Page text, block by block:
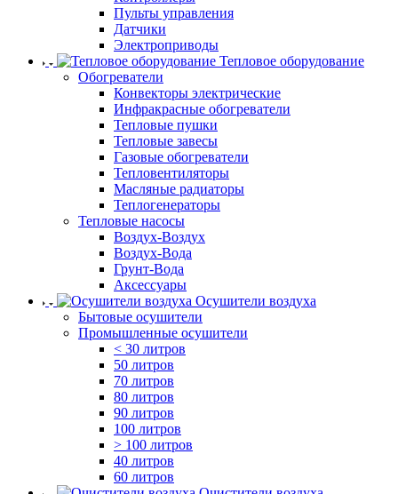
Пульты управления
Датчики
Электроприводы
Тепловое оборудование
Обогреватели
Конвекторы электрические
Инфракрасные обогреватели
Тепловые пушки
Тепловые завесы
Газовые обогреватели
Тепловентиляторы
Масляные радиаторы
Теплогенераторы
Тепловые насосы
Воздух-Воздух
Воздух-Вода
Грунт-Вода
Аксессуары
Осушители воздуха
Бытовые осушители
Промышленные осушители
< 30 литров
50 литров
70 литров
80 литров
90 литров
100 литров
> 100 литров
40 литров
60 литров